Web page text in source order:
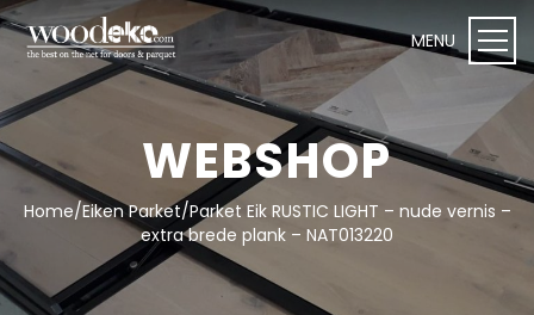
WEBSHOP I Woodeko
Deuren
WEBSHOP
Home/Eiken Parket/Parket Eik RUSTIC LIGHT – nude vernis –
extra brede plank – NAT013220